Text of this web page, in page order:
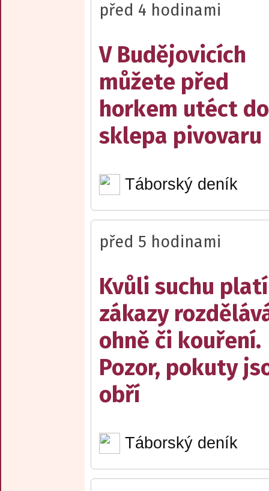
před 4 hodinami
V Budějovicích
můžete před
horkem utéct do
sklepa pivovaru
Táborský deník
před 5 hodinami
Kvůli suchu
zákazy
ohně či kouření.
Pozor, pokuty
obří
Táborský deník